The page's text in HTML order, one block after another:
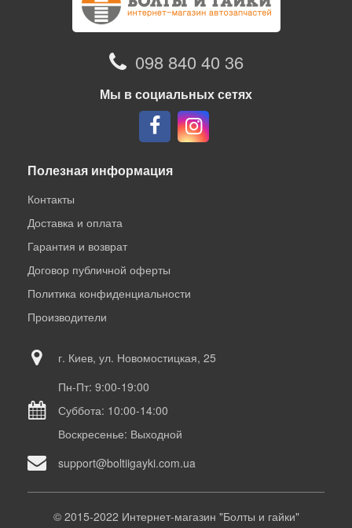
098 840 40 36
Мы в социальных сетях
Полезная информация
Контакты
Доставка и оплата
Гарантия и возврат
Договор публичной оферты
Политика конфиденциальности
Производители
г. Киев, ул. Новомостицкая, 25
Пн-Пт: 9:00-19:00
Суббота: 10:00-14:00
Воскресенье: Выходной
support@boltiigayki.com.ua
© 2015-2022 Интернет-магазин "Болты и гайки"